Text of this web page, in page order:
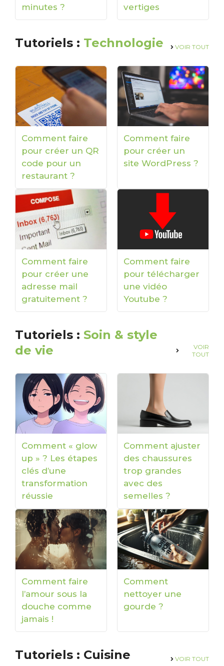
minutes ?
vertiges
Tutoriels : Technologie VOIR TOUT
Comment faire
pour créer un QR
code pour un
restaurant ?
Comment faire
pour créer un
site WordPress ?
Comment faire
pour créer une
adresse mail
gratuitement ?
Comment faire
pour télécharger
une vidéo
Youtube ?
Tutoriels : Soin & style
de vie
VOIR
TOUT
Comment « glow
up » ? Les étapes
clés d’une
transformation
réussie
Comment ajuster
des chaussures
trop grandes
avec des
semelles ?
Comment faire
l’amour sous la
douche comme
jamais !
Comment
nettoyer une
gourde ?
Tutoriels : Cuisine VOIR TOUT